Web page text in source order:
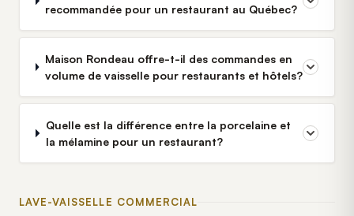
recommandée pour un restaurant au Québec?
Maison Rondeau offre-t-il des commandes en
volume de vaisselle pour restaurants et hôtels?
Quelle est la différence entre la porcelaine et
la mélamine pour un restaurant?
LAVE-VAISSELLE COMMERCIAL